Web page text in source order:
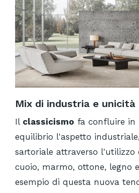
Mix di industria e unicità
Il classicismo fa confluire in
equilibrio l'aspetto
sartoriale attraverso
cuoio, marmo, ottone, legno
esempio di questa nuova